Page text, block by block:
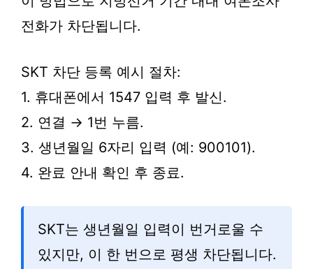
전화가 차단됩니다.
SKT 차단 등록 예시 절차:
1. 휴대폰에서 1547 입력 후 발신.
2. 연결 → 1번 누름.
3. 생년월일 6자리 입력 (예: 900101).
4. 완료 안내 확인 후 종료.
SKT는 생년월일 입력이 번거로울 수
있지만, 이 한 번으로 평생 차단됩니다.